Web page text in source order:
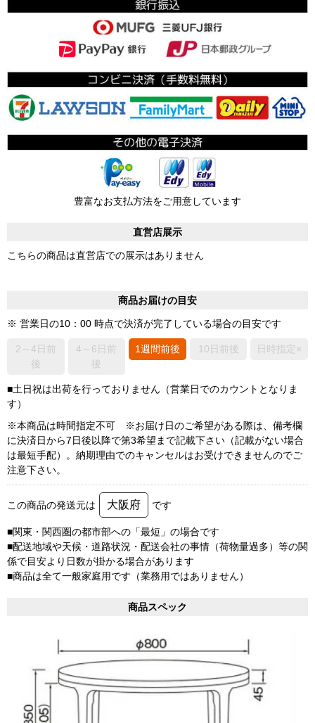
豊富なお支払方法をご用意しています
直営店展示
こちらの商品は直営店での展示はありません
商品お届けの目安
※ 営業日の10：00 時点で決済が完了している場合の目安です
2～4日前
後
4～6日前
後
1週間前後 10日前後 日時指定×
■土日祝は出荷を行っておりません（営業日でのカウントとなりま
す）
※本商品は時間指定不可 ※お届け日のご希望がある際は、備考欄
に決済日から7日後以降で第3希望まで記載下さい（記載がない場合
は最短手配）。納期理由でのキャンセルはお受けできませんのでご
注意下さい。
この商品の発送元は 大阪府 です
■関東・関西圏の都市部への「最短」の場合です
■配送地域や天候・道路状況・配送会社の事情（荷物量過多）等の関
係で目安より日数が掛かる場合があります
■商品は全て一般家庭用です（業務用ではありません）
商品スペック